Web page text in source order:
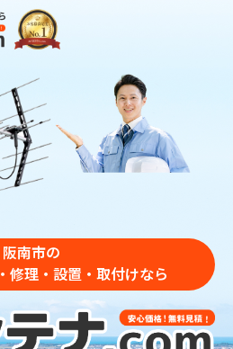
阪南市の
修理・設置・取付けなら